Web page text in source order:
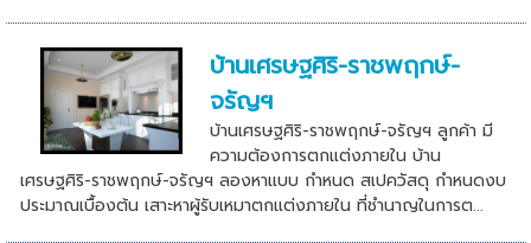
บ้านเศรษฐศิริ-ราชพฤกษ์-
จรัญฯ
บ้านเศรษฐศิริ-ราชพฤกษ์-จรัญฯ ลูกค้า มี
ความต้องการตกแต่งภายใน บ้าน
เศรษฐศิริ-ราชพฤกษ์-จรัญฯ ลองหาแบบ กำหนด สเปควัสดุ กำหนดงบ
ประมาณเบื้องต้น เสาะหาผู้รับเหมาตกแต่งภายใน ที่ชำนาญในการต...